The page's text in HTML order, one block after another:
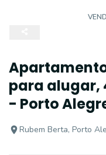
para alugar,
- Porto
Rubem Berta, Porto